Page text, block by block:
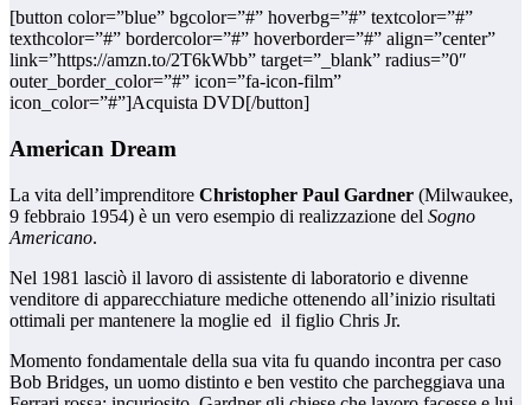
[button color=”blue” bgcolor=”#” hoverbg=”#” textcolor=”#”
texthcolor=”#” bordercolor=”#” hoverborder=”#” align=”center”
link=”https://amzn.to/2T6kWbb” target=”_blank” radius=”0″
outer_border_color=”#” icon=”fa-icon-film”
icon_color=”#”]Acquista DVD[/button]
American Dream
La vita dell’imprenditore Christopher Paul Gardner (Milwaukee,
9 febbraio 1954) è un vero esempio di realizzazione del Sogno
Americano.
Nel 1981 lasciò il lavoro di assistente di laboratorio e divenne
venditore di apparecchiature mediche ottenendo all’inizio risultati
ottimali per mantenere la moglie ed il figlio Chris Jr.
Momento fondamentale della sua vita fu quando incontra per caso
Bob Bridges, un uomo distinto e ben vestito che parcheggiava una